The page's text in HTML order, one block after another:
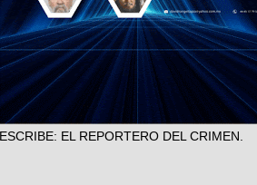
ESCRIBE: EL REPORTERO DEL CRIMEN.